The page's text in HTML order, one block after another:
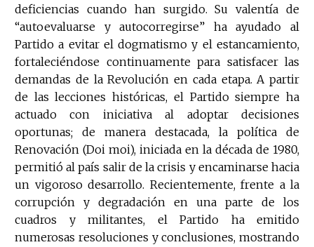
deficiencias cuando han surgido. Su valentía de
“autoevaluarse y autocorregirse” ha ayudado al
Partido a evitar el dogmatismo y el estancamiento,
fortaleciéndose continuamente para satisfacer las
demandas de la Revolución en cada etapa. A partir
de las lecciones históricas, el Partido siempre ha
actuado con iniciativa al adoptar decisiones
oportunas; de manera destacada, la política de
Renovación (Doi moi), iniciada en la década de 1980,
permitió al país salir de la crisis y encaminarse hacia
un vigoroso desarrollo. Recientemente, frente a la
corrupción y degradación en una parte de los
cuadros y militantes, el Partido ha emitido
numerosas resoluciones y conclusiones, mostrando